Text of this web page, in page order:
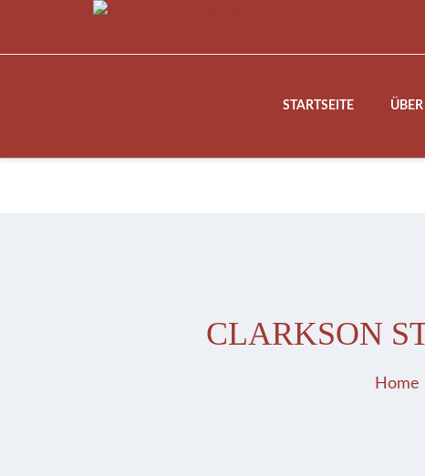
content
STARTSEITE ÜBER
CLARKSON
Home